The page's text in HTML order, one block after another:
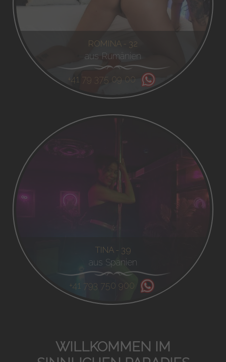
ROMINA - 32
aus Rumänien
+41 79 375 09 00
TINA - 39
aus Spanien
+41 793 750 900
WILLKOMMEN IM